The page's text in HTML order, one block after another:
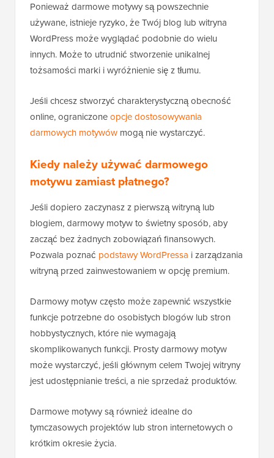
Ponieważ darmowe motywy są powszechnie
używane, istnieje ryzyko, że Twój blog lub witryna
WordPress może wyglądać podobnie do wielu
innych. Może to utrudnić stworzenie unikalnej
tożsamości marki i wyróżnienie się z tłumu.
Jeśli chcesz stworzyć charakterystyczną obecność
online, ograniczoneopcje dostosowywania
darmowych motywów mogą nie wystarczyć.
Kiedy należy używać darmowego
motywu zamiast płatnego?
Jeśli dopiero zaczynasz z pierwszą witryną lub
blogiem, darmowy motyw to świetny sposób, aby
zacząć bez żadnych zobowiązań finansowych.
Pozwala poznać podstawy WordPressa i zarządzania
witryną przed zainwestowaniem w opcję premium.
Darmowy motyw często może zapewnić wszystkie
funkcje potrzebne do osobistych blogów lub stron
hobbystycznych, które nie wymagają
skomplikowanych funkcji. Prosty darmowy motyw
może wystarczyć, jeśli głównym celem Twojej witryny
jest udostępnianie treści, a nie sprzedaż produktów.
Darmowe motywy są również idealne do
tymczasowych projektów lub stron internetowych o
krótkim okresie życia.